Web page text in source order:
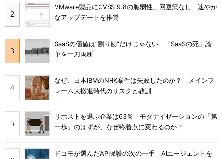
VMware製品にCVSS 9.8の脆弱性、回避策なし 速やか
なアップデートを推奨
SaaSの価値は“割り勘”だけじゃない 「SaaSの死」論
争を一刀両断
なぜ、日本IBMのNHK案件は失敗したのか？ メインフ
レーム大撤退時代のリスクと教訓
リホストを選ぶ企業は63％ モダナイゼーションの「第
一歩」のはずが、なぜ終着点に変わるのか？
ドコモが選んだAPI保護の次の一手 AIエージェントを